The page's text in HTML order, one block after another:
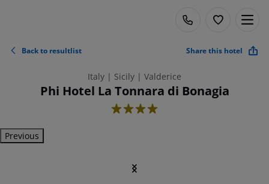
Back to resultlist Share this hotel
Italy | Sicily | Valderice
Phi Hotel La Tonnara di Bonagia
4
Previous